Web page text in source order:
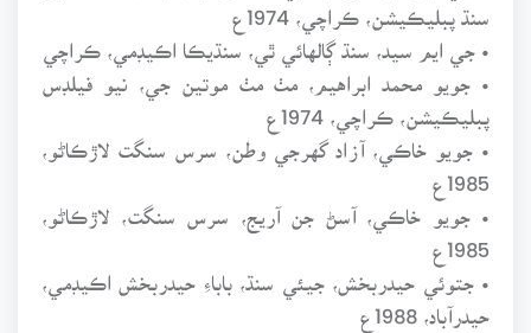
سنڌ پبليڪيشن، ڪراچي، 1974ع
• جي ايم سيد، سنڌ ڳالهائي ٿي، سنڌيڪا اڪيڊمي، ڪراچي
• جويو محمد ابراهيم، مٺ مٺ موتين جي، نيو فيلڊس
پبليڪيشن، ڪراچي، 1974ع
• جويو خاڪي، آزاد گهرجي وطن، سرس سنگت لاڙڪاڻو،
1985ع
• جويو خاڪي، آسڻ جن آريج، سرس سنگت، لاڙڪاڻو،
1985ع
• جتوئي حيدربخش، جيئي سنڌ، باباءِ حيدربخش اڪيڊمي،
حيدرآباد، 1988ع